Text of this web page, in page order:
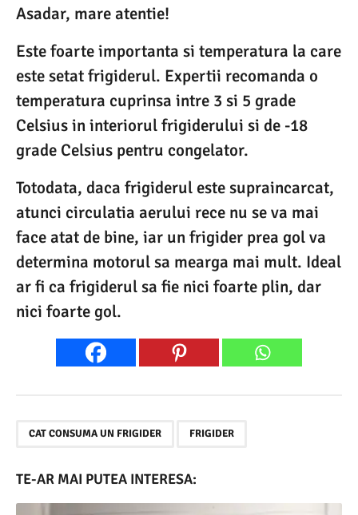
Asadar, mare atentie!
Este foarte importanta si temperatura la care
este setat frigiderul. Expertii recomanda o
temperatura cuprinsa intre 3 si 5 grade
Celsius in interiorul frigiderului si de -18
grade Celsius pentru congelator.
Totodata, daca frigiderul este supraincarcat,
atunci circulatia aerului rece nu se va mai
face atat de bine, iar un frigider prea gol va
determina motorul sa mearga mai mult. Ideal
ar fi ca frigiderul sa fie nici foarte plin, dar
nici foarte gol.
CAT CONSUMA UN FRIGIDER FRIGIDER
TE-AR MAI PUTEA INTERESA: